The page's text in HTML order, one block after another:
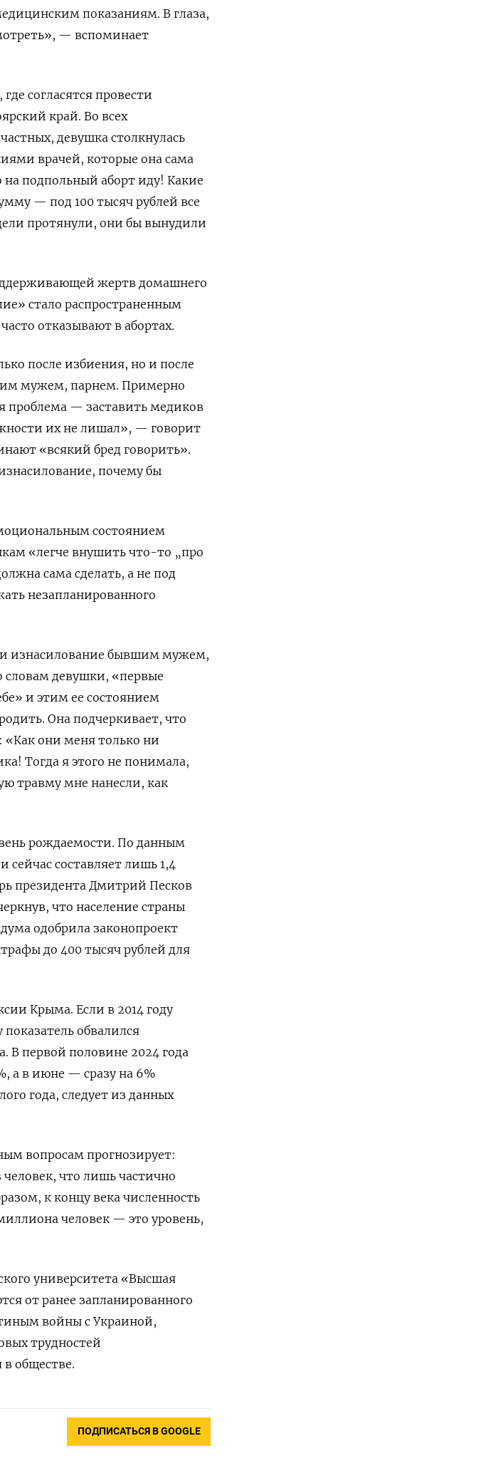
показаниям. В глаза,
— вспоминает
согласятся провести
край. Во всех
девушка столкнулась
врачей, которые она сама
на подпольный аборт иду! Какие
— под 100 тысяч рублей все
протянули, они бы вынудили
жертв домашнего
стало распространенным
отказывают в абортах.
после избиения, но и после
мужем, парнем. Примерно
проблема — заставить медиков
их не лишал», — говорит
«всякий бред говорить».
почему бы
состоянием
«легче внушить что-то „про
сама сделать, а не под
незапланированного
изнасилование бывшим мужем,
словам девушки, «первые
и этим ее состоянием
Она подчеркивает, что
«Как они меня только ни
Тогда я этого не понимала,
травму мне нанесли, как
рождаемости. По данным
составляет лишь 1,4
президента Дмитрий Песков
что население страны
одобрила законопроект
до 400 тысяч рублей для
Крыма. Если в 2014 году
показатель обвалился
В первой половине 2024 года
а в июне — сразу на 6%
года, следует из данных
вопросам прогнозирует:
что лишь частично
к концу века численность
человек — это уровень,
университета «Высшая
от ранее запланированного
войны с Украиной,
трудностей
обществе.
ПОДПИСАТЬСЯ В GOOGLE